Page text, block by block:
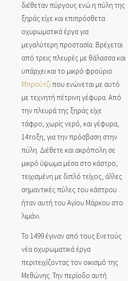
διέθεταν πύργους ενώ η πύλη της
ξηράς είχε και επιπρόσθετα
οχυρωματικά έργα για
μεγαλύτερη προστασία. Βρέχεται
από τρεις πλευρές με θάλασσα και
υπάρχει και το μικρό φρούριο
Μπρούτζιπου ενώνεται με αυτό
με τεχνητή πέτρινη γέφυρα. Από
την πλευρά της ξηράς είχε
τάφρο, χωρίς νερό, και γέφυρα,
14τοξη, για την πρόσβαση στην
πύλη. Διέθετε και ακρόπολη σε
μικρό ύψωμα μέσα στο κάστρο,
τειχισμένη με διπλό τείχος, άλλες
σημαντικές πύλες του κάστρου
ήταν αυτή του Αγίου Μάρκου στο
λιμάνι.
Το 1499 έγιναν από τους Ενετούς
νέα οχυρωματικά έργα
περιτειχίζοντας τον οικισμό της
Μεθώνης. Την περίοδο αυτή